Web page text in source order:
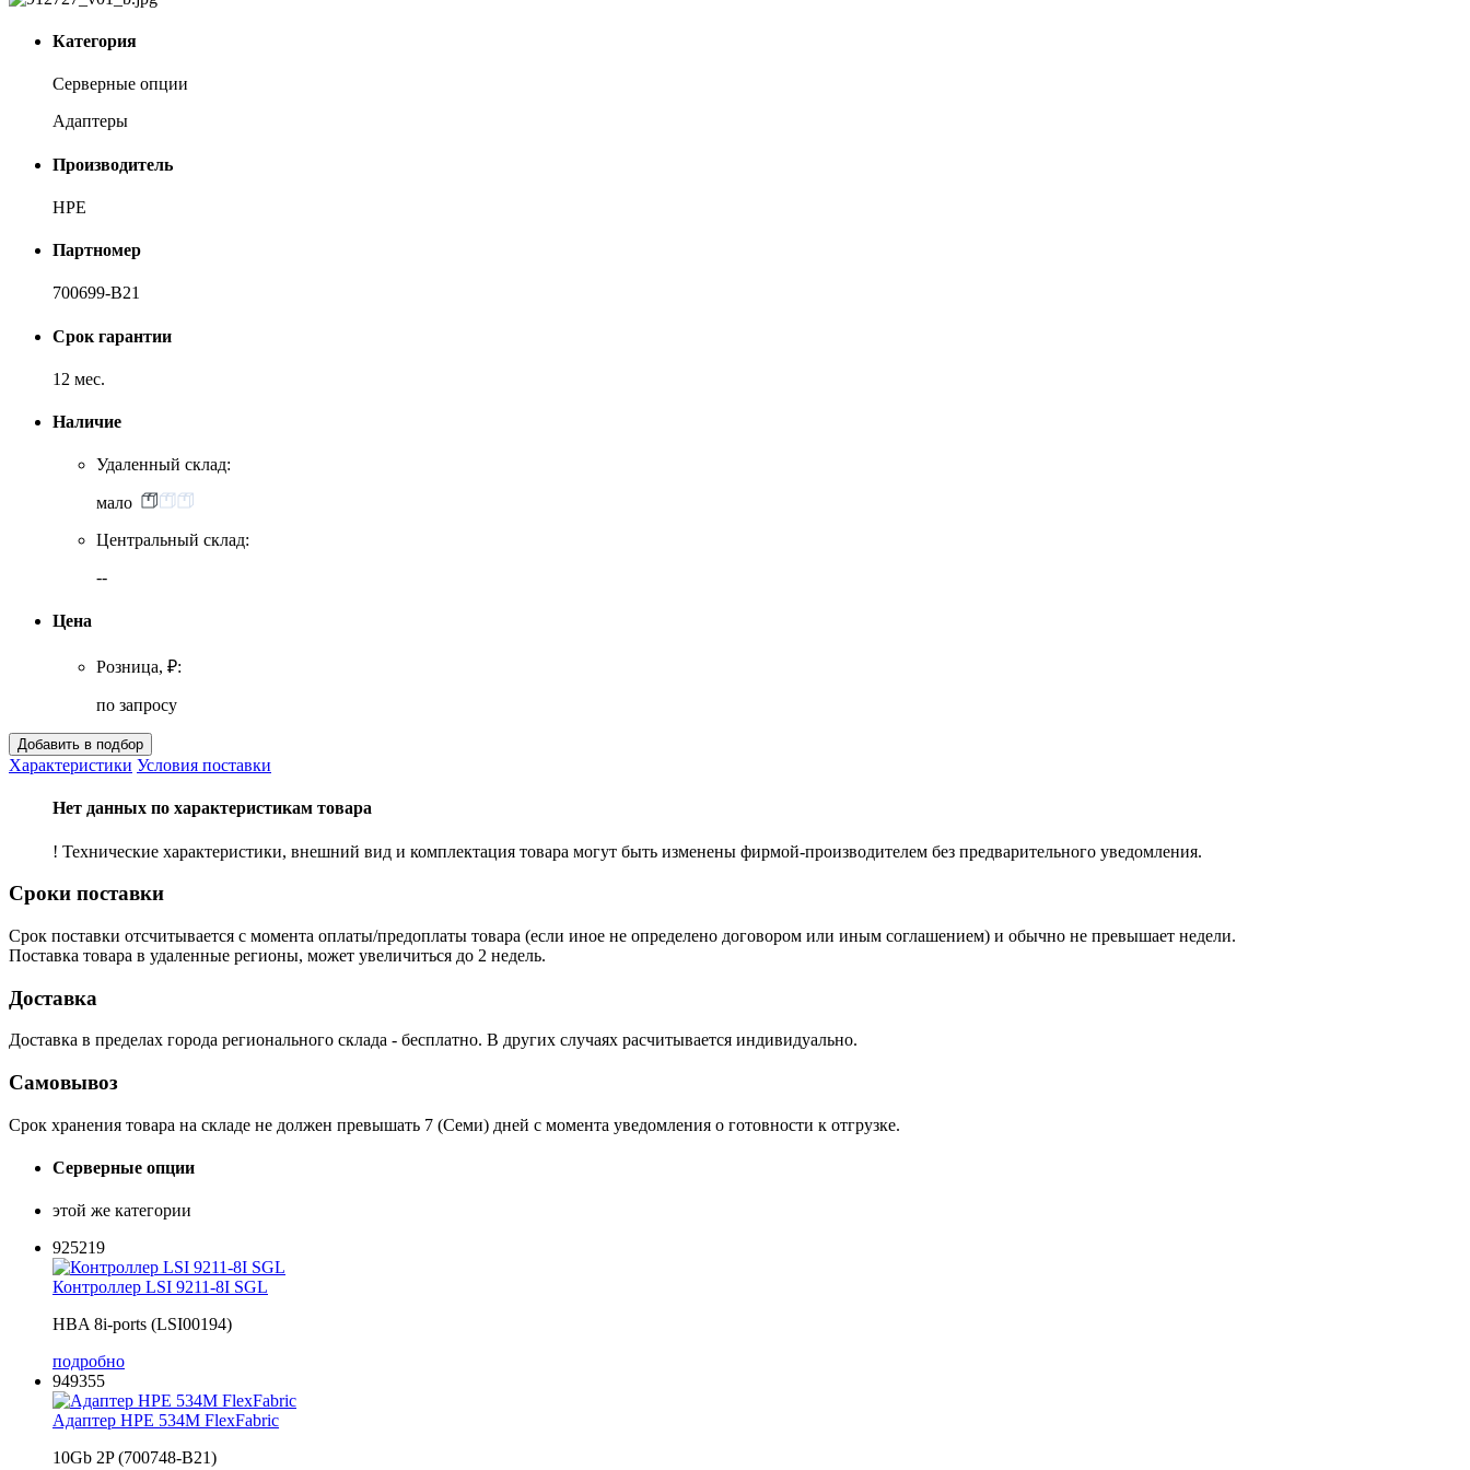
Категория
Серверные опции
Адаптеры
Производитель
HPE
Партномер
700699-B21
Срок гарантии
12 мес.
Наличие
Удаленный склад:
мало
Центральный склад:
--
Цена
Розница, ₽:
по запросу
Характеристики Условия поставки
Нет данных по характеристикам товара
! Технические характеристики, внешний вид и комплектация товара могут быть изменены фирмой-производителем без предварительного уведомления.
Сроки поставки
Срок поставки отсчитывается с момента оплаты/предоплаты товара (если иное не определено договором или иным соглашением) и обычно не превышает недели.
Поставка товара в удаленные регионы, может увеличиться до 2 недель.
Доставка
Доставка в пределах города регионального склада - бесплатно. В других случаях расчитывается индивидуально.
Самовывоз
Срок хранения товара на складе не должен превышать 7 (Семи) дней с момента уведомления о готовности к отгрузке.
Серверные опции
этой же категории
925219
Контроллер LSI 9211-8I SGL
HBA 8i-ports (LSI00194)
подробно
949355
Адаптер HPE 534M FlexFabric
10Gb 2P (700748-B21)